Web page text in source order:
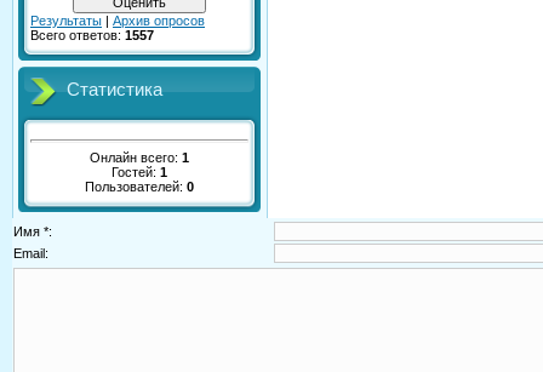
Результаты | Архив опросов
Всего ответов: 1557
Статистика
Онлайн всего: 1
Гостей: 1
Пользователей: 0
Имя *:
Email: